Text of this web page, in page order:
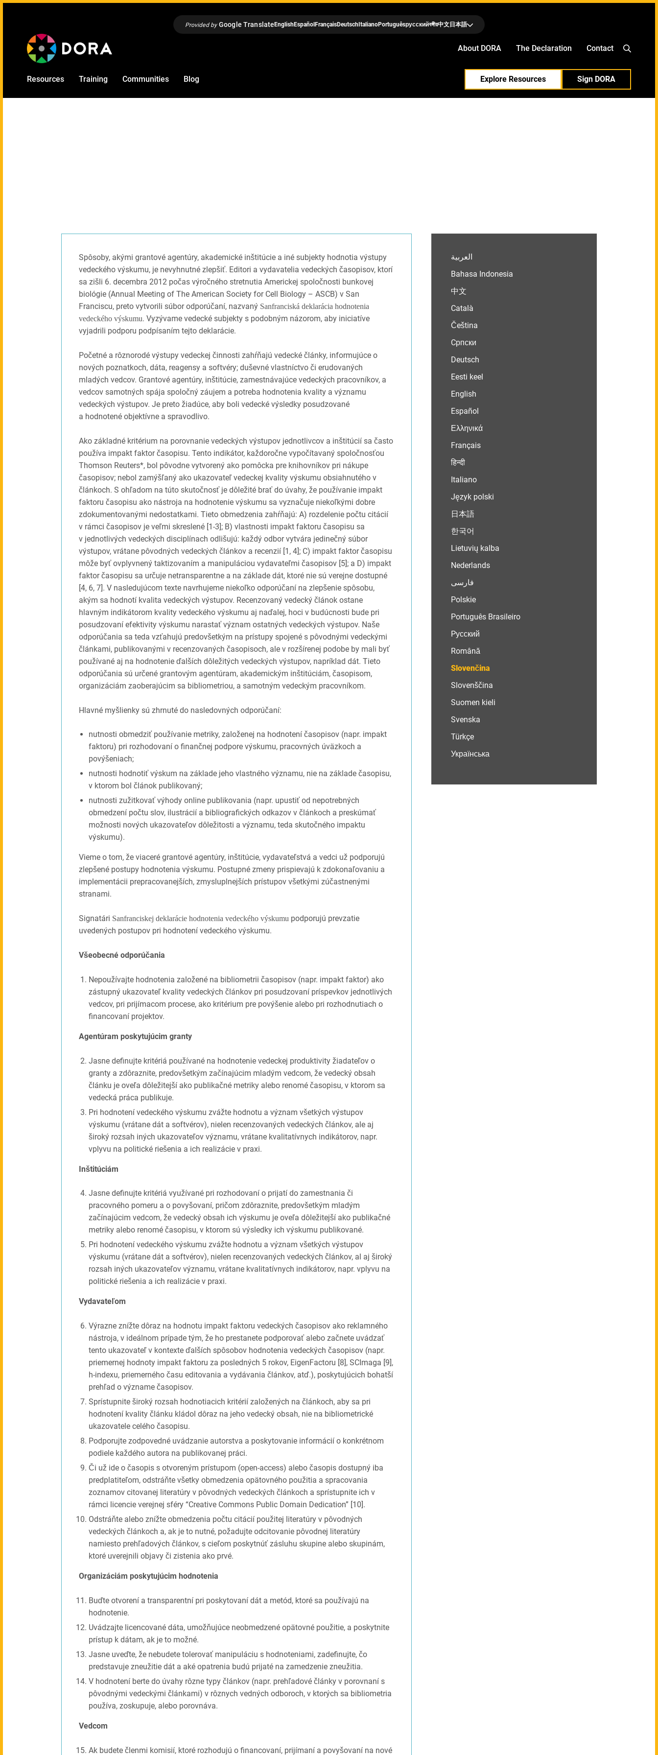
Provided by Google TranslateEnglish Español FrançaisDeutsch ItalianoPortuguêsрусскийবঙ্গীয়中文 日本語
About DORA The Declaration Contact
Resources Training Communities Blog Explore Resources Sign DORA
Spôsoby, akými grantové agentúry, akademické inštitúcie a iné subjekty hodnotia výstupy
vedeckého výskumu, je nevyhnutné zlepšiť. Editori a vydavatelia vedeckých časopisov, ktorí
sa zišli 6. decembra 2012 počas výročného stretnutia Americkej spoločnosti bunkovej
biológie (Annual Meeting of The American Society for Cell Biology – ASCB) v San
Franciscu, preto vytvorili súbor odporúčaní, nazvaný Sanfranciská deklarácia hodnotenia
vedeckého výskumu. Vyzývame vedecké subjekty s podobným názorom, aby iniciatíve
vyjadrili podporu podpísaním tejto deklarácie.
Početné a rôznorodé výstupy vedeckej činnosti zahŕňajú vedecké články, informujúce o
nových poznatkoch, dáta, reagensy a softvéry; duševné vlastníctvo či erudovaných
mladých vedcov. Grantové agentúry, inštitúcie, zamestnávajúce vedeckých pracovníkov, a
vedcov samotných spája spoločný záujem a potreba hodnotenia kvality a významu
vedeckých výstupov. Je preto žiadúce, aby boli vedecké výsledky posudzované
a hodnotené objektívne a spravodlivo.
Ako základné kritérium na porovnanie vedeckých výstupov jednotlivcov a inštitúcií sa často
používa impakt faktor časopisu. Tento indikátor, každoročne vypočítavaný spoločnosťou
Thomson Reuters*, bol pôvodne vytvorený ako pomôcka pre knihovníkov pri nákupe
časopisov; nebol zamýšľaný ako ukazovateľ vedeckej kvality výskumu obsiahnutého v
článkoch. S ohľadom na túto skutočnosť je dôležité brať do úvahy, že používanie impakt
faktoru časopisu ako nástroja na hodnotenie výskumu sa vyznačuje niekoľkými dobre
zdokumentovanými nedostatkami. Tieto obmedzenia zahŕňajú: A) rozdelenie počtu citácií
v rámci časopisov je veľmi skreslené [1-3]; B) vlastnosti impakt faktoru časopisu sa
v jednotlivých vedeckých disciplínach odlišujú: každý odbor vytvára jedinečný súbor
výstupov, vrátane pôvodných vedeckých článkov a recenzií [1, 4]; C) impakt faktor časopisu
môže byť ovplyvnený taktizovaním a manipuláciou vydavateľmi časopisov [5]; a D) impakt
faktor časopisu sa určuje netransparentne a na základe dát, ktoré nie sú verejne dostupné
[4, 6, 7]. V nasledujúcom texte navrhujeme niekoľko odporúčaní na zlepšenie spôsobu,
akým sa hodnotí kvalita vedeckých výstupov. Recenzovaný vedecký článok ostane
hlavným indikátorom kvality vedeckého výskumu aj naďalej, hoci v budúcnosti bude pri
posudzovaní efektivity výskumu narastať význam ostatných vedeckých výstupov. Naše
odporúčania sa teda vzťahujú predovšetkým na prístupy spojené s pôvodnými vedeckými
článkami, publikovanými v recenzovaných časopisoch, ale v rozšírenej podobe by mali byť
používané aj na hodnotenie ďalších dôležitých vedeckých výstupov, napríklad dát. Tieto
odporúčania sú určené grantovým agentúram, akademickým inštitúciám, časopisom,
organizáciám zaoberajúcim sa bibliometriou, a samotným vedeckým pracovníkom.
Hlavné myšlienky sú zhrnuté do nasledovných odporúčaní:
nutnosti obmedziť používanie metriky, založenej na hodnotení časopisov (napr. impakt
faktoru) pri rozhodovaní o finančnej podpore výskumu, pracovných úväzkoch a
povýšeniach;
nutnosti hodnotiť výskum na základe jeho vlastného významu, nie na základe časopisu,
v ktorom bol článok publikovaný;
nutnosti zužitkovať výhody online publikovania (napr. upustiť od nepotrebných
obmedzení počtu slov, ilustrácií a bibliografických odkazov v článkoch a preskúmať
možnosti nových ukazovateľov dôležitosti a významu, teda skutočného impaktu
výskumu).
Vieme o tom, že viaceré grantové agentúry, inštitúcie, vydavateľstvá a vedci už podporujú
zlepšené postupy hodnotenia výskumu. Postupné zmeny prispievajú k zdokonaľovaniu a
implementácii prepracovanejších, zmysluplnejších prístupov všetkými zúčastnenými
stranami.
Signatári Sanfranciskej deklarácie hodnotenia vedeckého výskumu podporujú prevzatie
uvedených postupov pri hodnotení vedeckého výskumu.
Všeobecné odporúčania
Nepoužívajte hodnotenia založené na bibliometrii časopisov (napr. impakt faktor) ako
zástupný ukazovateľ kvality vedeckých článkov pri posudzovaní príspevkov jednotlivých
vedcov, pri prijímacom procese, ako kritérium pre povýšenie alebo pri rozhodnutiach o
financovaní projektov.
Agentúram poskytujúcim granty
Jasne definujte kritériá používané na hodnotenie vedeckej produktivity žiadateľov o
granty a zdôraznite, predovšetkým začínajúcim mladým vedcom, že vedecký obsah
článku je oveľa dôležitejší ako publikačné metriky alebo renomé časopisu, v ktorom sa
vedecká práca publikuje.
Pri hodnotení vedeckého výskumu zvážte hodnotu a význam všetkých výstupov
výskumu (vrátane dát a softvérov), nielen recenzovaných vedeckých článkov, ale aj
široký rozsah iných ukazovateľov významu, vrátane kvalitatívnych indikátorov, napr.
vplyvu na politické riešenia a ich realizácie v praxi.
Inštitúciám
Jasne definujte kritériá využívané pri rozhodovaní o prijatí do zamestnania či
pracovného pomeru a o povyšovaní, pričom zdôraznite, predovšetkým mladým
začínajúcim vedcom, že vedecký obsah ich výskumu je oveľa dôležitejší ako publikačné
metriky alebo renomé časopisu, v ktorom sú výsledky ich výskumu publikované.
Pri hodnotení vedeckého výskumu zvážte hodnotu a význam všetkých výstupov
výskumu (vrátane dát a softvérov), nielen recenzovaných vedeckých článkov, al aj široký
rozsah iných ukazovateľov významu, vrátane kvalitatívnych indikátorov, napr. vplyvu na
politické riešenia a ich realizácie v praxi.
Vydavateľom
Výrazne znížte dôraz na hodnotu impakt faktoru vedeckých časopisov ako reklamného
nástroja, v ideálnom prípade tým, že ho prestanete podporovať alebo začnete uvádzať
tento ukazovateľ v kontexte ďalších spôsobov hodnotenia vedeckých časopisov (napr.
priemernej hodnoty impakt faktoru za posledných 5 rokov, EigenFactoru [8], SCImaga [9],
h-indexu, priemerného času editovania a vydávania článkov, atď.), poskytujúcich bohatší
prehľad o význame časopisov.
Sprístupnite široký rozsah hodnotiacich kritérií založených na článkoch, aby sa pri
hodnotení kvality článku kládol dôraz na jeho vedecký obsah, nie na bibliometrické
ukazovatele celého časopisu.
Podporujte zodpovedné uvádzanie autorstva a poskytovanie informácií o konkrétnom
podiele každého autora na publikovanej práci.
Či už ide o časopis s otvoreným prístupom (open-access) alebo časopis dostupný iba
predplatiteľom, odstráňte všetky obmedzenia opätovného použitia a spracovania
zoznamov citovanej literatúry v pôvodných vedeckých článkoch a sprístupnite ich v
rámci licencie verejnej sféry “Creative Commons Public Domain Dedication” [10].
Odstráňte alebo znížte obmedzenia počtu citácií použitej literatúry v pôvodných
vedeckých článkoch a, ak je to nutné, požadujte odcitovanie pôvodnej literatúry
namiesto prehľadových článkov, s cieľom poskytnúť zásluhu skupine alebo skupinám,
ktoré uverejnili objavy či zistenia ako prvé.
Organizáciám poskytujúcim hodnotenia
Buďte otvorení a transparentní pri poskytovaní dát a metód, ktoré sa používajú na
hodnotenie.
Uvádzajte licencované dáta, umožňujúce neobmedzené opätovné použitie, a poskytnite
prístup k dátam, ak je to možné.
Jasne uveďte, že nebudete tolerovať manipuláciu s hodnoteniami, zadefinujte, čo
predstavuje zneužitie dát a aké opatrenia budú prijaté na zamedzenie zneužitia.
V hodnotení berte do úvahy rôzne typy článkov (napr. prehľadové články v porovnaní s
pôvodnými vedeckými článkami) v rôznych vedných odboroch, v ktorých sa bibliometria
používa, zoskupuje, alebo porovnáva.
Vedcom
Ak budete členmi komisií, ktoré rozhodujú o financovaní, prijímaní a povyšovaní na nové
العربية
Bahasa Indonesia
中文
Català
Čeština
Cрпски
Deutsch
Eesti keel
English
Español
Ελληνικά
Français
हिन्दी
Italiano
Język polski
日本語
한국어
Lietuvių kalba
Nederlands
فارسی
Polskie
Português Brasileiro
Pусский
Română
Slovenčina
Slovenščina
Suomen kieli
Svenska
Türkçe
Українська